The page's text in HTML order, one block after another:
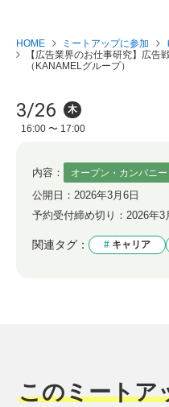
HOME ミートアップに参加
【広告業界のお仕事研究】広告
（KANAMELグループ）
3/26
木
16:00 〜 17:00
内容： オープン・カンパニー
公開日： 2026年3月6日
予約受付締め切り： 2026年3
関連タグ： キャリア
このミートア